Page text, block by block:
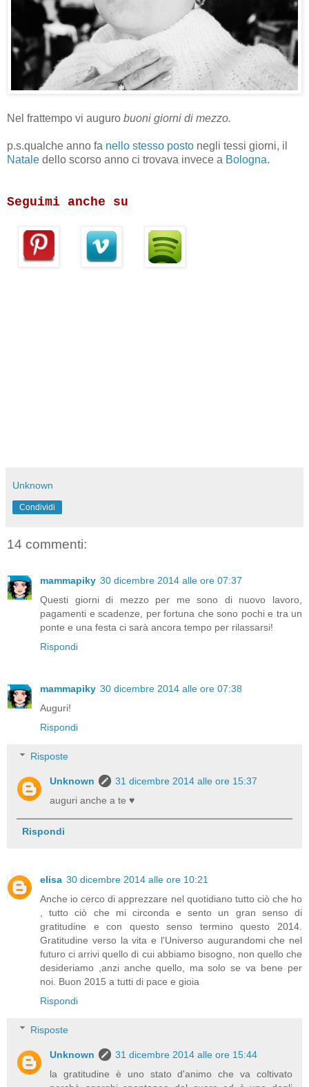
Nel frattempo vi auguro buoni giorni di mezzo.
p.s.qualche anno fa nello stesso posto negli tessi giorni, il
Natale dello scorso anno ci trovava invece a Bologna.
Seguimi anche su
Unknown
Condividi
14 commenti:
mammapiky 30 dicembre 2014 alle ore 07:37
Questi giorni di mezzo per me sono di nuovo lavoro,
pagamenti e scadenze, per fortuna che sono pochi e tra un
ponte e una festa ci sarà ancora tempo per rilassarsi!
Rispondi
mammapiky 30 dicembre 2014 alle ore 07:38
Auguri!
Rispondi
Risposte
Unknown
31 dicembre 2014 alle ore 15:37
auguri anche a te ♥
Rispondi
elisa 30 dicembre 2014 alle ore 10:21
Anche io cerco di apprezzare nel quotidiano tutto ciò che ho
, tutto ciò che mi circonda e sento un gran senso di
gratitudine e con questo senso termino questo 2014.
Gratitudine verso la vita e l'Universo augurandomi che nel
futuro ci arrivi quello di cui abbiamo bisogno, non quello che
desideriamo ,anzi anche quello, ma solo se va bene per
noi. Buon 2015 a tutti di pace e gioia
Rispondi
Risposte
Unknown
31 dicembre 2014 alle ore 15:44
la gratitudine è uno stato d'animo che va coltivato